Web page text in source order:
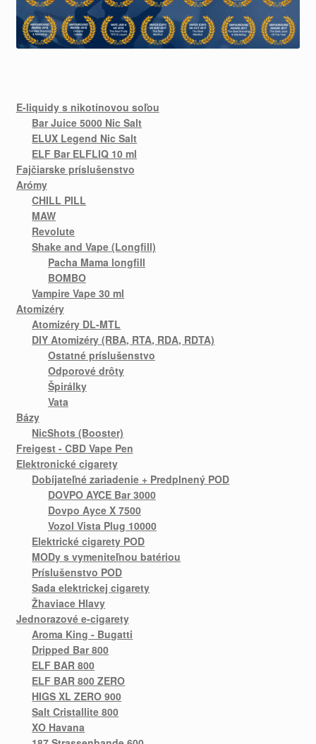
E-liquidy s nikotínovou soľou
Bar Juice 5000 Nic Salt
ELUX Legend Nic Salt
ELF Bar ELFLIQ 10 ml
Fajčiarske príslušenstvo
Arómy
CHILL PILL
MAW
Revolute
Shake and Vape (Longfill)
Pacha Mama longfill
BOMBO
Vampire Vape 30 ml
Atomizéry
Atomizéry DL-MTL
DIY Atomizéry (RBA, RTA, RDA, RDTA)
Ostatné príslušenstvo
Odporové drôty
Špirálky
Vata
Bázy
NicShots (Booster)
Freigest - CBD Vape Pen
Elektronické cigarety
Dobíjateľné zariadenie + Predplnený POD
DOVPO AYCE Bar 3000
Dovpo Ayce X 7500
Vozol Vista Plug 10000
Elektrické cigarety POD
MODy s vymeniteľnou batériou
Príslušenstvo POD
Sada elektrickej cigarety
Žhaviace Hlavy
Jednorazové e-cigarety
Aroma King - Bugatti
Dripped Bar 800
ELF BAR 800
ELF BAR 800 ZERO
HIGS XL ZERO 900
Salt Cristallite 800
XO Havana